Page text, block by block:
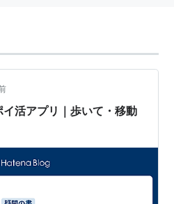
イ活アプリ｜歩いて・移動